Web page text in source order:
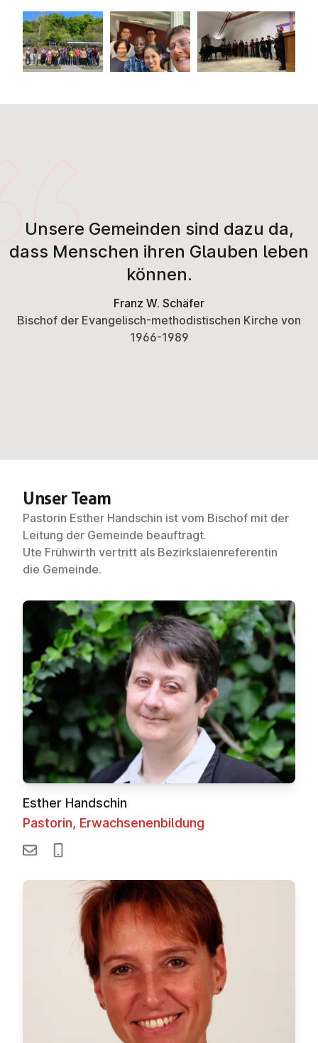
Unsere Gemeinden sind dazu da,
dass Menschen ihren Glauben leben
können.
Franz W. Schäfer
Bischof der Evangelisch-methodistischen Kirche von
1966-1989
Unser Team
Pastorin Esther Handschin ist vom Bischof mit der
Leitung der Gemeinde beauftragt.
Ute Frühwirth vertritt als Bezirkslaienreferentin
die Gemeinde.
Esther Handschin
Pastorin, Erwachsenenbildung